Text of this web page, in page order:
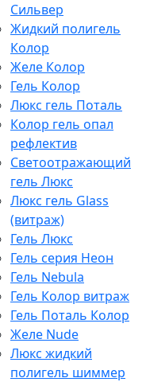
Сильвер
Жидкий полигель
Колор
Желе Колор
Гель Колор
Люкс гель Поталь
Колор гель опал
рефлектив
Светоотражающий
гель Люкс
Люкс гель Glass
(витраж)
Гель Люкс
Гель серия Неон
Гель Nebula
Гель Колор витраж
Гель Поталь Колор
Желе Nude
Люкс жидкий
полигель шиммер